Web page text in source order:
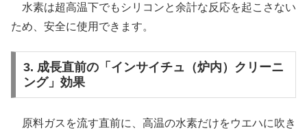
水素は超高温下でもシリコンと余計な反応を起こさない
ため、安全に使用できます。
3. 成長直前の「インサイチュ（炉内）クリーニ
ング」効果
原料ガスを流す直前に、高温の水素だけをウエハに吹き